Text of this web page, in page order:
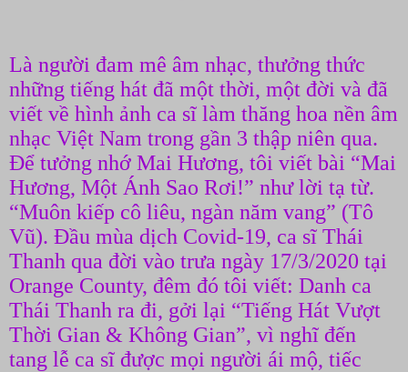
Là người đam mê âm nhạc, thưởng thức
những tiếng hát đã một thời, một đời và đã
viết về hình ảnh ca sĩ làm thăng hoa nền âm
nhạc Việt Nam trong gần 3 thập niên qua.
Để tưởng nhớ Mai Hương, tôi viết bài “Mai
Hương, Một Ánh Sao Rơi!” như lời tạ từ.
“Muôn kiếp cô liêu, ngàn năm vang” (Tô
Vũ). Đầu mùa dịch Covid-19, ca sĩ Thái
Thanh qua đời vào trưa ngày 17/3/2020 tại
Orange County, đêm đó tôi viết: Danh ca
Thái Thanh ra đi, gởi lại “Tiếng Hát Vượt
Thời Gian & Không Gian”, vì nghĩ đến
tang lễ ca sĩ được mọi người ái mộ, tiếc